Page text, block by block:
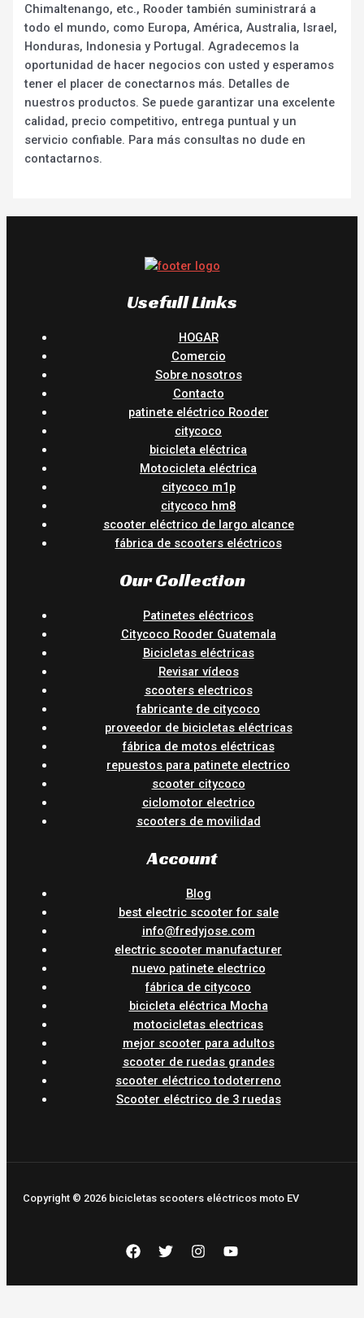
Chimaltenango, etc., Rooder también suministrará a
todo el mundo, como Europa, América, Australia, Israel,
Honduras, Indonesia y Portugal. Agradecemos la
oportunidad de hacer negocios con usted y esperamos
tener el placer de conectarnos más. Detalles de
nuestros productos. Se puede garantizar una excelente
calidad, precio competitivo, entrega puntual y un
servicio confiable. Para más consultas no dude en
contactarnos.
Usefull Links
HOGAR
Comercio
Sobre nosotros
Contacto
patinete eléctrico Rooder
citycoco
bicicleta eléctrica
Motocicleta eléctrica
citycoco m1p
citycoco hm8
scooter eléctrico de largo alcance
fábrica de scooters eléctricos
Our Collection
Patinetes eléctricos
Citycoco Rooder Guatemala
Bicicletas eléctricas
Revisar vídeos
scooters electricos
fabricante de citycoco
proveedor de bicicletas eléctricas
fábrica de motos eléctricas
repuestos para patinete electrico
scooter citycoco
ciclomotor electrico
scooters de movilidad
Account
Blog
best electric scooter for sale
info@fredyjose.com
electric scooter manufacturer
nuevo patinete electrico
fábrica de citycoco
bicicleta eléctrica Mocha
motocicletas electricas
mejor scooter para adultos
scooter de ruedas grandes
scooter eléctrico todoterreno
Scooter eléctrico de 3 ruedas
Copyright © 2026 bicicletas scooters eléctricos moto EV